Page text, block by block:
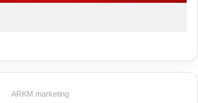
ARKM.marketing